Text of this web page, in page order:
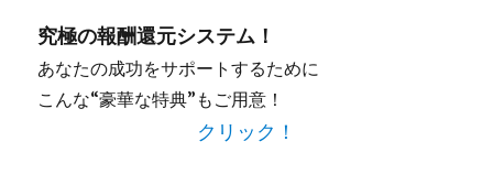
究極の報酬還元システム！
あなたの成功をサポートするために
こんな“豪華な特典”もご用意！
クリック！